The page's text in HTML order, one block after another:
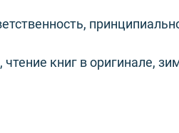
книг в оригинале,